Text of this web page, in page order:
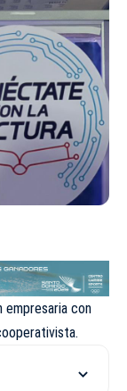
empresaria con